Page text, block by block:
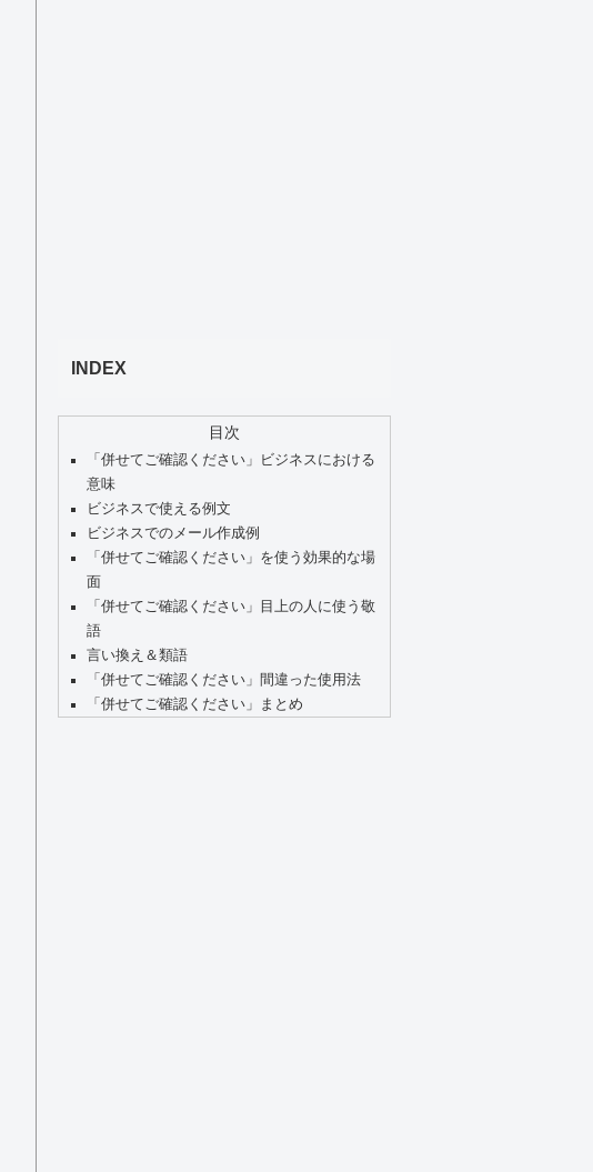
INDEX
目次
「併せてご確認ください」ビジネスにおける
意味
ビジネスで使える例文
ビジネスでのメール作成例
「併せてご確認ください」を使う効果的な場
面
「併せてご確認ください」目上の人に使う敬
語
言い換え＆類語
「併せてご確認ください」間違った使用法
「併せてご確認ください」まとめ